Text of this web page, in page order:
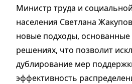
Министр труда и
населения Светлана
новые подходы,
решениях, что позволит
дублирование мер
эффективность